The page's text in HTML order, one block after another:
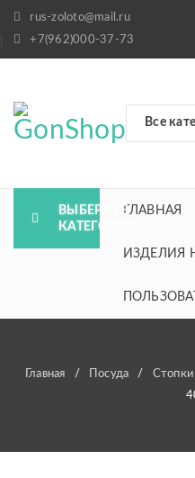
rus-zoloto@mail.ru
+7(962)000-37-73
ВЫБЕРИТЕ
КАТЕГОРИЮ
ГЛАВНАЯ
ИЗДЕЛИЯ
Главная / Посуда / Стопки